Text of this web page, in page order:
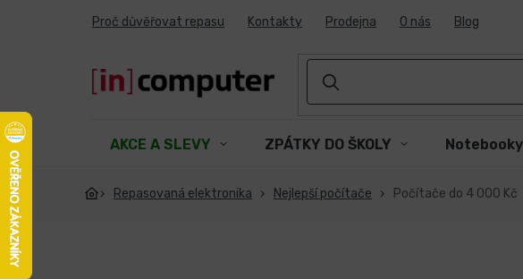
Proč důvěřovat repasu Kontakty Prodejna O nás Blog
AKCE A SLEVY ZPÁTKY DO ŠKOLY Notebooky
Repasovaná elektronika Nejlepší počítače Počítače do 4 000 Kč